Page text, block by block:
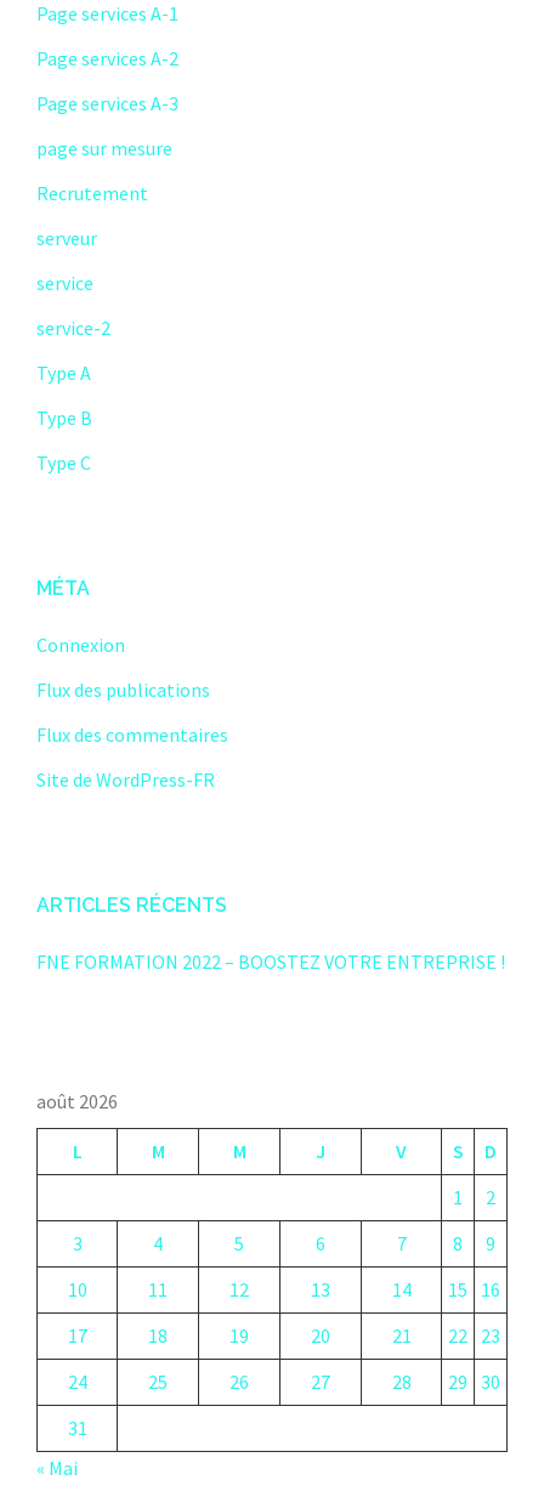
Page services A-1
Page services A-2
Page services A-3
page sur mesure
Recrutement
serveur
service
service-2
Type A
Type B
Type C
MÉTA
Connexion
Flux des publications
Flux des commentaires
Site de WordPress-FR
ARTICLES RÉCENTS
FNE FORMATION 2022 – BOOSTEZ VOTRE ENTREPRISE !
août 2026
L M M J V S
D
1
2
3
4 5 6 7 8
9
10
11 12 13 14 15
16
17
18 19 20 21 22 23
24
25 26 27 28 29 30
31
« Mai